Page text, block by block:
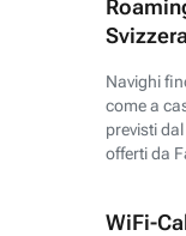
Svizzera
Navighi
come a
previsti
offerti da
WiFi-